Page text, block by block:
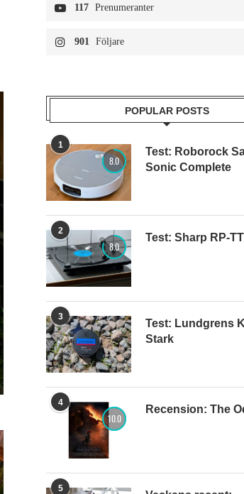
117 Prenumeranter
901 Följare
POPULAR POSTS
1
8.0
Test: Roborock
Sonic Complete
2
8.0
Test: Sharp RP-
3
Test: Lundgrens
Stark
4
10.0
Recension: The
5